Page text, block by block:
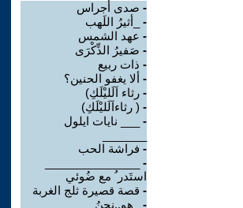
- صدى أجراس
-
_أثيرُ اللَهب
- عهد الشمس
- صَفيرُ الذِّكْرَى
- ذات ربيع
- ألا يغفو الحنين؟
- رثاء اَلَليْلَكِ)
- ( رثاءاَلَليْلَكِ)
-
___ نايات ايلول
- فراشة الحب
-
استَدر ُ مع ضُوئي
- قصة قصيرة ثلج الغربة
-
_هو..نحنُ